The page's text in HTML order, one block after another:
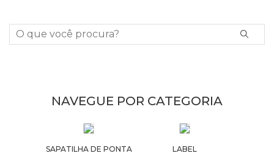
O que você procura?
NAVEGUE POR CATEGORIA
SAPATILHA DE PONTA LABEL